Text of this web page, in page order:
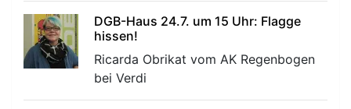
DGB-Haus 24.7. um 15 Uhr: Flagge
hissen!
Ricarda Obrikat vom AK Regenbogen
bei Verdi